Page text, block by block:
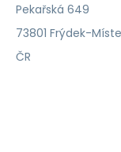
Pekařská 649
73801 Frýdek-
ČR